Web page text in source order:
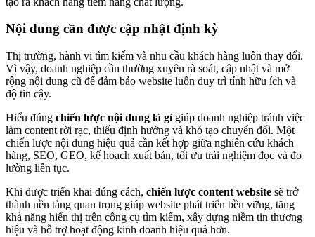
Nội dung cần được cập nhật định kỳ
Thị trường, hành vi tìm kiếm và nhu cầu khách hàng luôn thay đổi.
Vì vậy, doanh nghiệp cần thường xuyên rà soát, cập nhật và mở
rộng nội dung cũ để đảm bảo website luôn duy trì tính hữu ích và
độ tin cậy.
Hiểu đúng chiến lược nội dung là gì giúp doanh nghiệp tránh việc
làm content rời rạc, thiếu định hướng và khó tạo chuyển đổi. Một
chiến lược nội dung hiệu quả cần kết hợp giữa nghiên cứu khách
hàng, SEO, GEO, kế hoạch xuất bản, tối ưu trải nghiệm đọc và đo
lường liên tục.
Khi được triển khai đúng cách, chiến lược content website sẽ trở
thành nền tảng quan trọng giúp website phát triển bền vững, tăng
khả năng hiển thị trên công cụ tìm kiếm, xây dựng niềm tin thương
hiệu và hỗ trợ hoạt động kinh doanh hiệu quả hơn.